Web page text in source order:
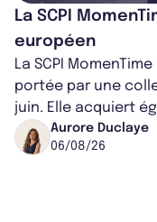
La SCPI
européen
La SCPI
portée par une
juin. Elle acquiert
Worcester, place
Aurore Duclaye
06/08/26